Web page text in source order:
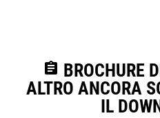
assignment BROCHURE
ALTRO ANCORA
IL